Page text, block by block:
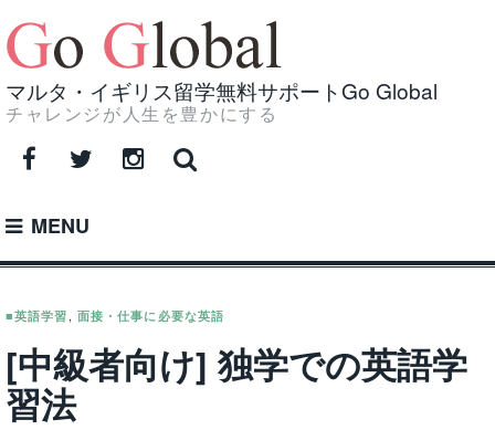
to
content
マルタ・イギリス留学無料サポートGo Global
チャレンジが人生を豊かにする
FacebookTwitterInstagram
MENU
■英語学習, 面接・仕事に必要な英語
[中級者向け] 独学での英語学
習法